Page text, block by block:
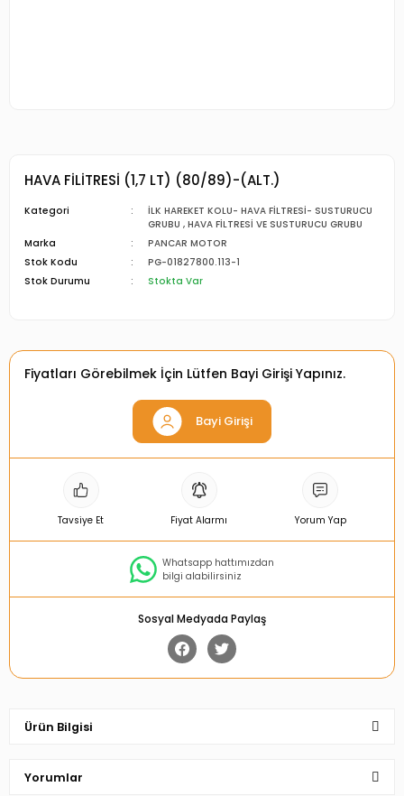
HAVA FİLİTRESİ (1,7 LT) (80/89)-(ALT.)
Kategori
İLK HAREKET KOLU- HAVA FİLTRESİ- SUSTURUCU
GRUBU ,HAVA FİLTRESİ VE SUSTURUCU GRUBU
Marka
PANCAR MOTOR
Stok Kodu
PG-01827800.113-1
Stok Durumu
Stokta Var
Fiyatları Görebilmek İçin Lütfen Bayi Girişi Yapınız.
Bayi Girişi
Tavsiye Et Fiyat Alarmı Yorum Yap
Whatsapp hattımızdan
bilgi alabilirsiniz
Sosyal Medyada Paylaş
Ürün Bilgisi
Yorumlar